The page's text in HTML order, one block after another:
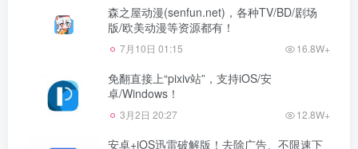
森之屋动漫(senfun.net)，各种TV/BD/剧场
版/欧美动漫等资源都有！
7月10日 01:15 16.8W+
免翻直接上“pixiv站”，支持iOS/安
卓/Windows！
3月2日 20:27 12.8W+
安卓+iOS迅雷破解版！去除广告、不限速下